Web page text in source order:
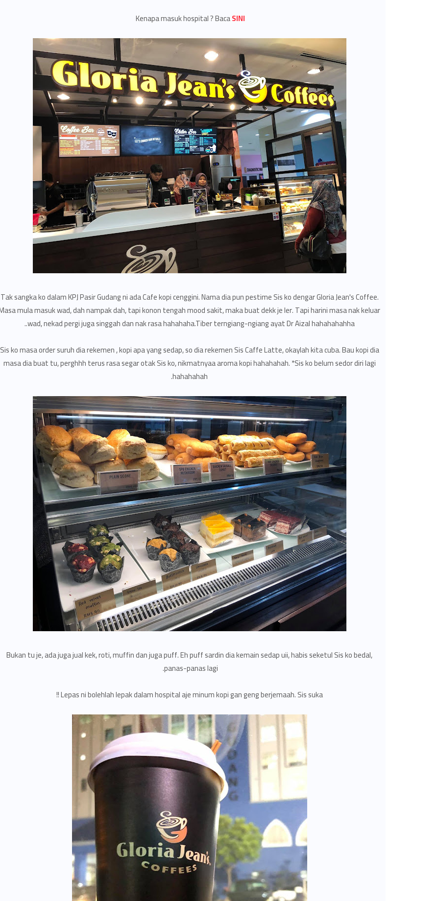
Kenapa masuk hospital ? BacaSINI
Tak sangka ko dalam KPJ Pasir Gudang ni ada Cafe kopi cenggini. Nama dia pun pestime Sis ko dengar Gloria Jean's Coffee.
mula masuk wad, dah nampak dah, tapi konon tengah mood sakit, maka buat dekk je ler. Tapi harini masa nak keluar
wad, nekad pergi juga singgah dan nak rasa hahahaha.Tiber terngiang-ngiang ayat Dr Aizal hahahahahha..
Sis ko masa order suruh dia rekemen , kopi apa yang sedap, so dia rekemen Sis Caffe Latte, okaylah kita cuba. Bau kopi dia
masa dia buat tu, perghhh terus rasa segar otak Sis ko, nikmatnyaa aroma kopi hahahahah. *Sis ko belum sedor diri lagi
hahahahah.
Bukan tu je, ada juga jual kek, roti, muffin dan juga puff. Eh puff sardin dia kemain sedap uii, habis seketul Sis ko bedal,
panas-panas lagi.
Lepas ni bolehlah lepak dalam hospital aje minum kopi gan geng berjemaah. Sis suka !!